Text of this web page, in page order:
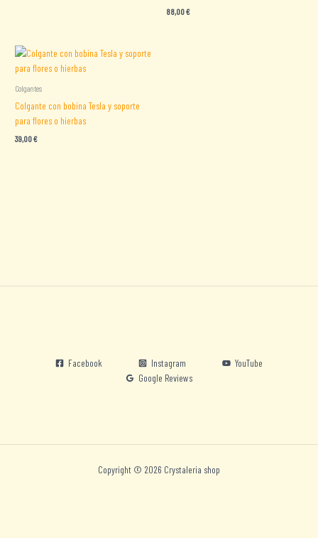
88,00€
Colgantes
Colgante con bobina Tesla y soporte
para flores o hierbas
39,00€
Facebook Instagram
YouTube
Google Reviews
Copyright © 2026 Crystaleria shop